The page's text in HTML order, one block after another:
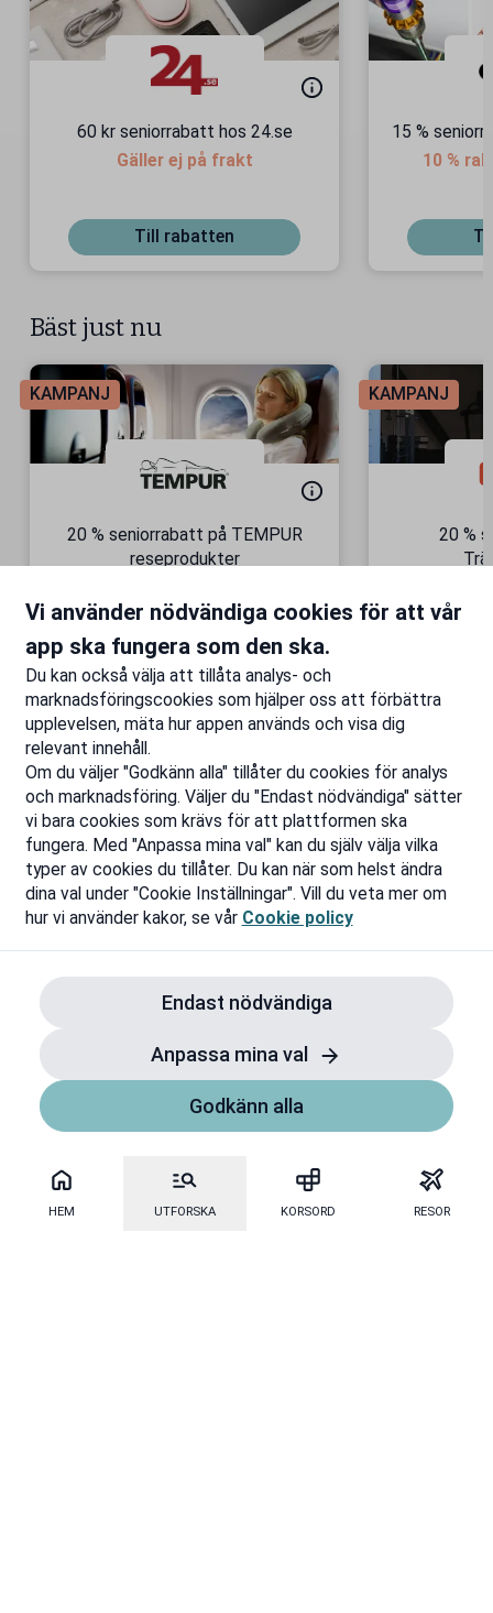
HEM UTFORSKA KORSORD RESOR
60 kr seniorrabatt hos 24.se
Gäller ej på frakt
Till rabatten
15 %
10 %
Bäst just nu
KAMPANJ
20 % seniorrabatt på TEMPUR
reseprodukter
är!
Till rabatten
KAMPANJ
20 %
Vi använder nödvändiga cookies för att vår
app ska fungera som den ska.
Du kan också välja att tillåta analys- och
marknadsföringscookies som hjälper oss att förbättra
upplevelsen, mäta hur appen används och visa dig
relevant innehåll.
Om du väljer "Godkänn alla" tillåter du cookies för analys
och marknadsföring. Väljer du "Endast nödvändiga" sätter
vi bara cookies som krävs för att plattformen ska
fungera. Med "Anpassa mina val" kan du själv välja vilka
typer av cookies du tillåter. Du kan när som helst ändra
dina val under "Cookie Inställningar". Vill du veta mer om
hur vi använder kakor, se vår Cookie policy
Endast nödvändiga
Anpassa mina val
Godkänn alla